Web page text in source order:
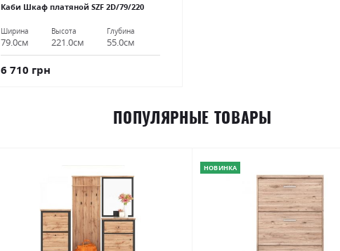
Каби Шкаф платяной SZF 2D/79/220
Ширина
79.0см
Высота
221.0см
Глубина
55.0см
6 710 грн
ПОПУЛЯРНЫЕ ТОВАРЫ
НОВИНКА